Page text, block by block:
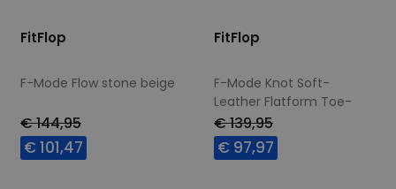
FitFlop
F-Mode Flow stone beige
€ 144,95
€ 101,47
FitFlop
F-Mode Knot Soft-
Leather Flatform Toe-
Post classic tan
€ 139,95
€ 97,97